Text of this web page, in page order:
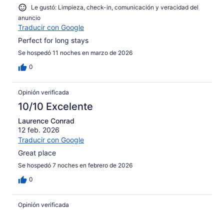
Le gustó: Limpieza, check-in, comunicación y veracidad del
anuncio
Traducir con Google
Perfect for long stays
Se hospedó 11 noches en marzo de 2026
0
Opinión verificada
10/10 Excelente
Laurence Conrad
12 feb. 2026
Traducir con Google
Great place
Se hospedó 7 noches en febrero de 2026
0
Opinión verificada